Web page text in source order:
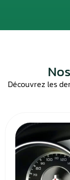
Découvrez les